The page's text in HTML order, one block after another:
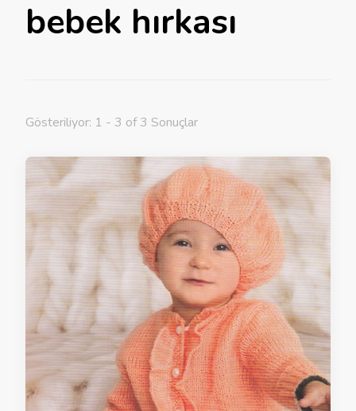
bebek hırkası
Gösteriliyor: 1 - 3 of 3 Sonuçlar